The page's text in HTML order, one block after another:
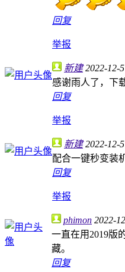
回复
举报
新建2022-12-
感谢雨人了，下
回复
举报
新建2022-12-
配合一键秒变装
回复
举报
phimon 2022-
一直在用2019版
藏。
回复